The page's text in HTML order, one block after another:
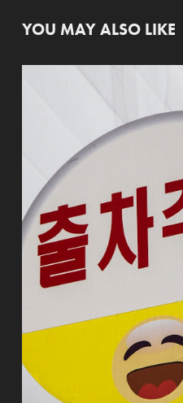
YOU MAY ALSO LIKE
CORÉE